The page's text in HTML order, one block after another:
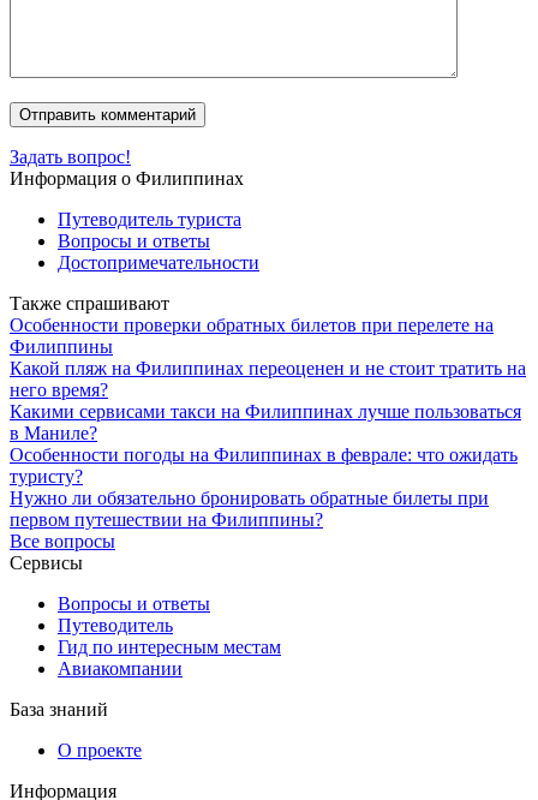
Задать вопрос!
Информация о Филиппинах
Путеводитель туриста
Вопросы и ответы
Достопримечательности
Также спрашивают
Особенности проверки обратных билетов при перелете на
Филиппины
Какой пляж на Филиппинах переоценен и не стоит тратить на
него время?
Какими сервисами такси на Филиппинах лучше пользоваться
в Маниле?
Особенности погоды на Филиппинах в феврале: что ожидать
туристу?
Нужно ли обязательно бронировать обратные билеты при
первом путешествии на Филиппины?
Все вопросы
Сервисы
Вопросы и ответы
Путеводитель
Гид по интересным местам
Авиакомпании
База знаний
О проекте
Информация